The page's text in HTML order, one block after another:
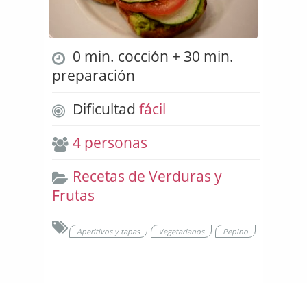
0 min. cocción + 30 min.
preparación
Dificultad fácil
4 personas
Recetas de Verduras y
Frutas
Aperitivos y tapas Vegetarianos Pepino